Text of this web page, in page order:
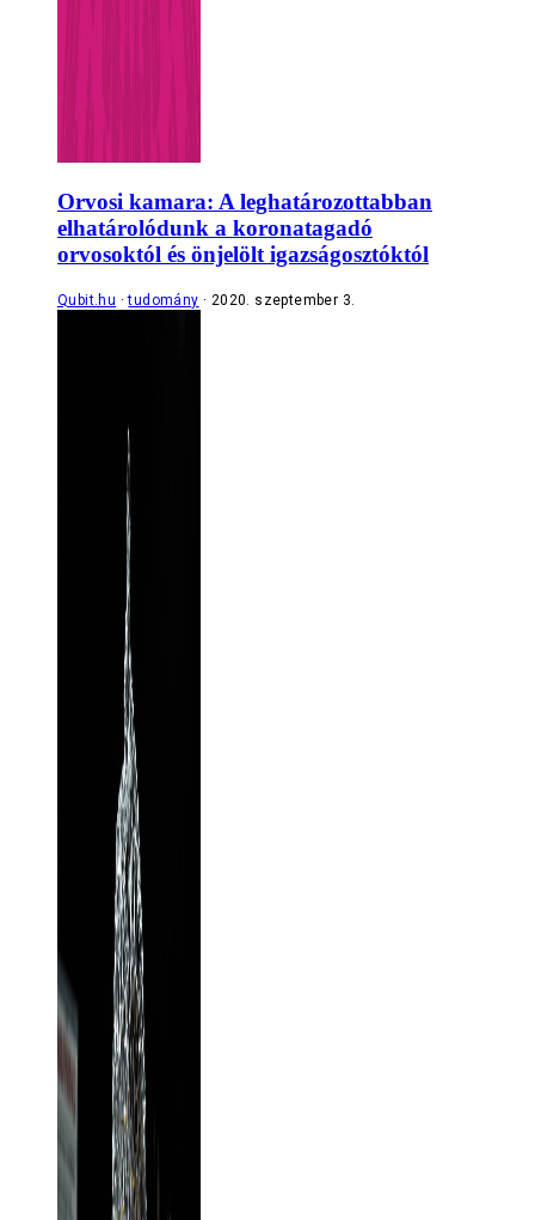
Orvosi kamara: A leghatározottabban
elhatárolódunk a koronatagadó
orvosoktól és önjelölt igazságosztóktól
Qubit.hu tudomány 2020. szeptember 3.